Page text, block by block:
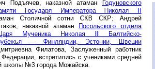
Подъячев, наказной атаман
Годуновского
Государя Императора Николая II
Столичной сотни СКВ СКР; Андрей
наказной атаман
Посольского отдела
Мученика Николая II Балтийско-
— Финляндии, Эстонии, Швеции
Филатова, Заслуженный работник
встретились с учениками средней
школы №3 города Можайска.